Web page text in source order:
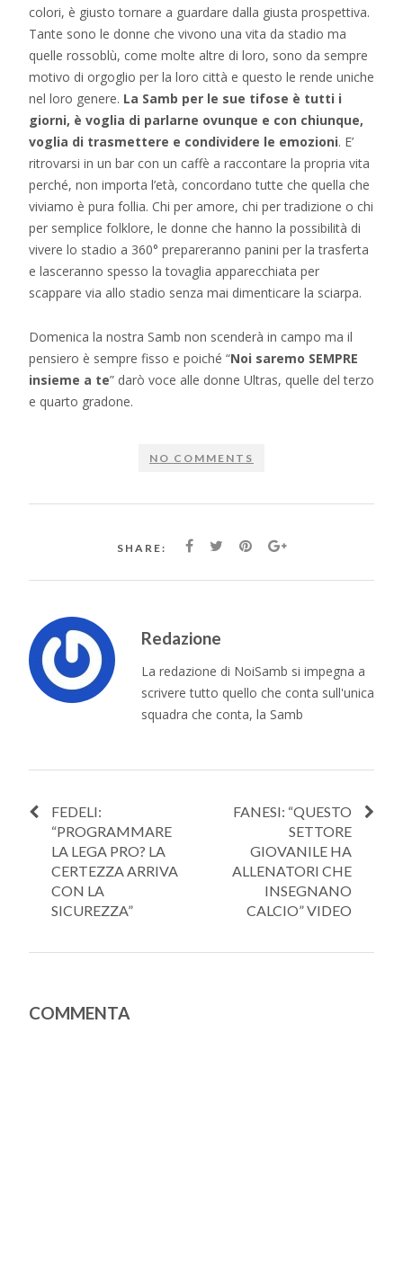
colori, è giusto tornare a guardare dalla giusta prospettiva.
Tante sono le donne che vivono una vita da stadio ma
quelle rossoblù, come molte altre di loro, sono da sempre
motivo di orgoglio per la loro città e questo le rende uniche
nel loro genere. La Samb per le sue tifose è tutti i
giorni, è voglia di parlarne ovunque e con chiunque,
voglia di trasmettere e condividere le emozioni. E’
ritrovarsi in un bar con un caffè a raccontare la propria vita
perché, non importa l’età, concordano tutte che quella che
viviamo è pura follia. Chi per amore, chi per tradizione o chi
per semplice folklore, le donne che hanno la possibilità di
vivere lo stadio a 360° prepareranno panini per la trasferta
e lasceranno spesso la tovaglia apparecchiata per
scappare via allo stadio senza mai dimenticare la sciarpa.
Domenica la nostra Samb non scenderà in campo ma il
pensiero è sempre fisso e poiché “Noi saremo SEMPRE
insieme a te” darò voce alle donne Ultras, quelle del terzo
e quarto gradone.
NO COMMENTS
SHARE:
Redazione
La redazione di NoiSamb si impegna a
scrivere tutto quello che conta sull'unica
squadra che conta, la Samb
FEDELI:
“PROGRAMMARE
LA LEGA PRO? LA
CERTEZZA ARRIVA
CON LA
SICUREZZA”
FANESI: “QUESTO
SETTORE
GIOVANILE HA
ALLENATORI CHE
INSEGNANO
CALCIO” VIDEO
COMMENTA